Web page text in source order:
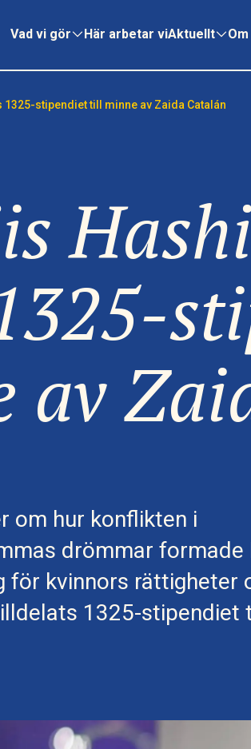
Vad vi gör Här arbetar viAktuellt
stipendiet till minne av Zaida Catalán
av
om hur konflikten i
drömmar formade
för kvinnors rättigheter
1325-stipendiet